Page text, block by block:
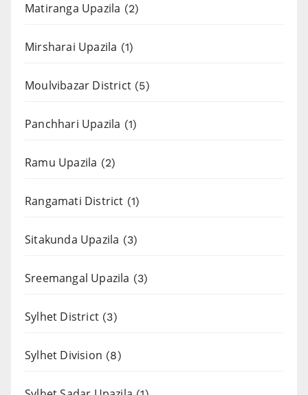
Matiranga Upazila (2)
Mirsharai Upazila (1)
Moulvibazar District (5)
Panchhari Upazila (1)
Ramu Upazila (2)
Rangamati District (1)
Sitakunda Upazila (3)
Sreemangal Upazila (3)
Sylhet District (3)
Sylhet Division (8)